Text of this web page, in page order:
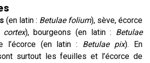
(en latin : Betulae folium), sève, écorce
cortex), bourgeons (en latin : Betulae
l’écorce (en latin : Betulae pix). En
surtout les feuilles et l’écorce de